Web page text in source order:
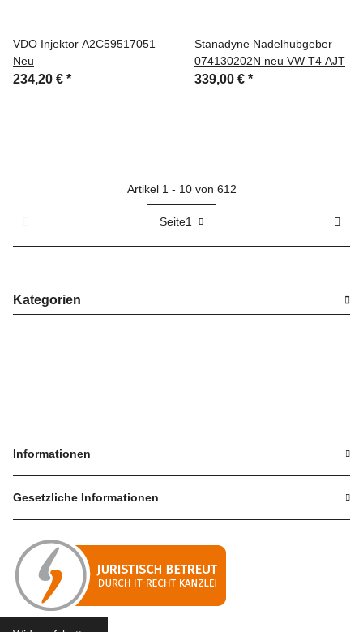
VDO Injektor A2C59517051
Neu
234,20 € *
Stanadyne Nadelhubgeber
074130202N neu VW T4 AJT
339,00 € *
Artikel 1 - 10 von 612
Seite1
Kategorien
Informationen
Gesetzliche Informationen